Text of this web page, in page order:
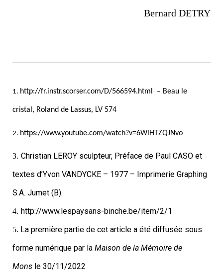
Bernard DETRY
1. http://fr.instr.scorser.com/D/566594.html – Beau le
cristal, Roland de Lassus, LV 574
2. https://www.youtube.com/watch?v=6WiHTZQJNvo
3. Christian LEROY sculpteur, Préface de Paul CASO et
textes d’Yvon VANDYCKE – 1977 – Imprimerie Graphing
S.A. Jumet (B).
4. http://www.lespaysans-binche.be/item/2/1
5. La première partie de cet article a été diffusée sous
forme numérique par la Maison de la Mémoire de
Mons le 30/11/2022